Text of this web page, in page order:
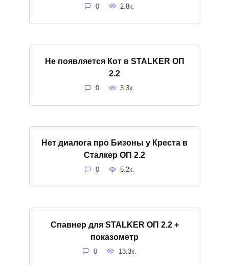
0 2.8к.
Не появляется Кот в STALKER ОП
2.2
0 3.3к.
Нет диалога про Бизоны у Креста в
Сталкер ОП 2.2
0 5.2к.
Спавнер для STALKER ОП 2.2 +
показометр
0 13.3к.